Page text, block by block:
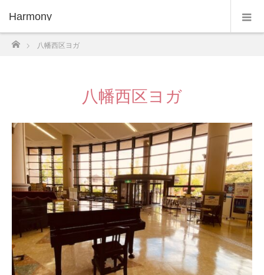
Harmony
八幡西区ヨガ
八幡西区ヨガ